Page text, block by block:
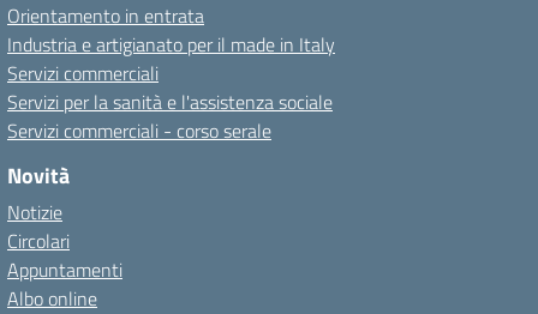
Orientamento in entrata
Industria e artigianato per il made in Italy
Servizi commerciali
Servizi per la sanità e l'assistenza sociale
Servizi commerciali - corso serale
Novità
Notizie
Circolari
Appuntamenti
Albo online